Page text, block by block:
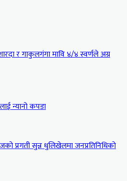
र गाकुलगंगा मावि ४/४ स्वर्णले अग्र
न्यानो कपडा
प्रगती सुन्न धुलिखेलमा जनप्रतिनिधिको